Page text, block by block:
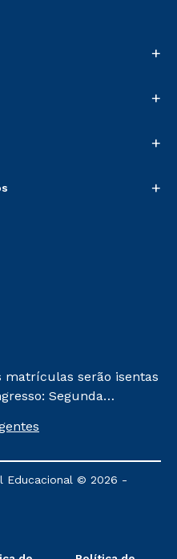
+
+
+
+
matrículas serão isentas
Segunda
matrícula será de R$
aos cursos: Ensino
e Metodologia
Atuais.
Educacional © 2026 -